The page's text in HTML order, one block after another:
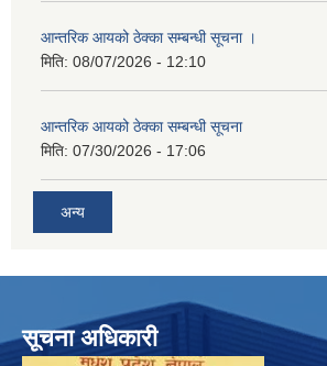
आन्तरिक आयको ठेक्का सम्बन्धी सूचना ।
मिति: 08/07/2026 - 12:10
आन्तरिक आयको ठेक्का सम्बन्धी सूचना
मिति: 07/30/2026 - 17:06
अन्य
सूचना अधिकारी